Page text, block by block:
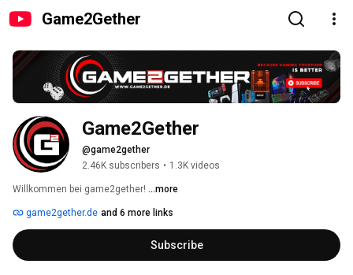
Game2Gether
Game2Gether
@game2gether
2.46K subscribers • 1.3K videos
Willkommen bei game2gether! ...more
game2gether.de and 6 more links
Subscribe